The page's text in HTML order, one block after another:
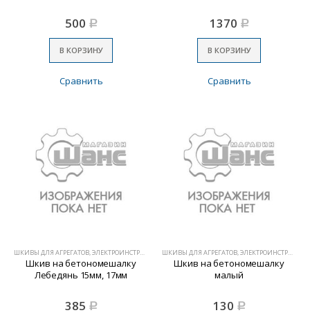
500 Р
В КОРЗИНУ
Сравнить
1370 Р
В КОРЗИНУ
Сравнить
ШКИВЫ ДЛЯ АГРЕГАТОВ, ЭЛЕКТРОИНСТРУМЕНТА
Шкив на бетономешалку
Лебедянь 15мм, 17мм
385 Р
ШКИВЫ ДЛЯ АГРЕГАТОВ, ЭЛЕКТРОИНСТРУМЕНТА
Шкив на бетономешалку
малый
130 Р